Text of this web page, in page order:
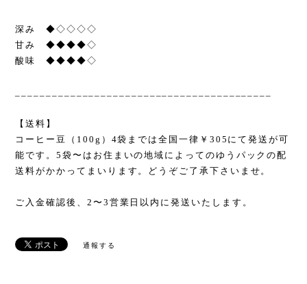
深み ◆◇◇◇◇
甘み ◆◆◆◆◇
酸味 ◆◆◆◆◇
【送料】
コーヒー豆（100g）4袋までは全国一律￥305にて発送が可
能です。5袋〜はお住まいの地域によってのゆうパックの配
送料がかかってまいります。どうぞご了承下さいませ。
ご入金確認後、2〜3営業日以内に発送いたします。
通報する